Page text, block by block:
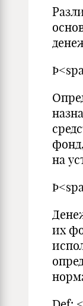
на
их